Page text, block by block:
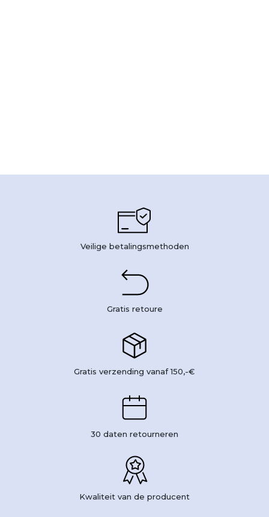
Veilige betalingsmethoden
Gratis retoure
Gratis verzending vanaf 150,-€
30 daten retourneren
Kwaliteit van de producent